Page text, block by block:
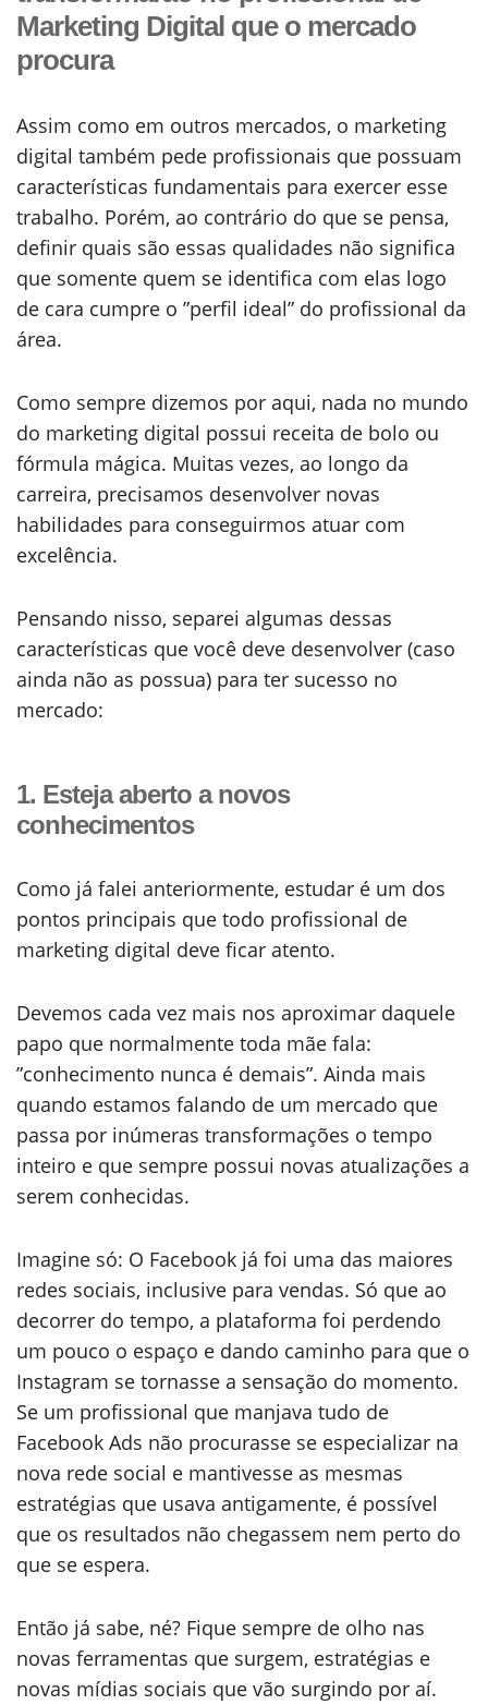
Marketing Digital que o mercado
procura
Assim como em outros mercados, o marketing
digital também pede profissionais que possuam
características fundamentais para exercer esse
trabalho. Porém, ao contrário do que se pensa,
definir quais são essas qualidades não significa
que somente quem se identifica com elas logo
de cara cumpre o ”perfil ideal” do profissional da
área.
Como sempre dizemos por aqui, nada no mundo
do marketing digital possui receita de bolo ou
fórmula mágica. Muitas vezes, ao longo da
carreira, precisamos desenvolver novas
habilidades para conseguirmos atuar com
excelência.
Pensando nisso, separei algumas dessas
características que você deve desenvolver (caso
ainda não as possua) para ter sucesso no
mercado:
1. Esteja aberto a novos
conhecimentos
Como já falei anteriormente, estudar é um dos
pontos principais que todo profissional de
marketing digital deve ficar atento.
Devemos cada vez mais nos aproximar daquele
papo que normalmente toda mãe fala:
”conhecimento nunca é demais”. Ainda mais
quando estamos falando de um mercado que
passa por inúmeras transformações o tempo
inteiro e que sempre possui novas atualizações a
serem conhecidas.
Imagine só: O Facebook já foi uma das maiores
redes sociais, inclusive para vendas. Só que ao
decorrer do tempo, a plataforma foi perdendo
um pouco o espaço e dando caminho para que o
Instagram se tornasse a sensação do momento.
Se um profissional que manjava tudo de
Facebook Ads não procurasse se especializar na
nova rede social e mantivesse as mesmas
estratégias que usava antigamente, é possível
que os resultados não chegassem nem perto do
que se espera.
Então já sabe, né? Fique sempre de olho nas
novas ferramentas que surgem, estratégias e
novas mídias sociais que vão surgindo por aí.